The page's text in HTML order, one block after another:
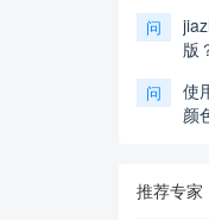
问
版
问
使
颜
推荐专家